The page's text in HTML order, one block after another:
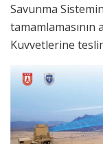
Savunma
tamamlamasının
Kuvvetlerine